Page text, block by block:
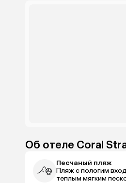
Об отеле Coral
Песчаный пляж
Пляж с пологим
теплым мягким